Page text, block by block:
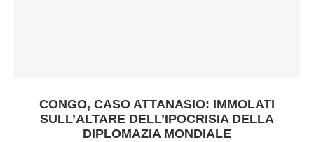
CONGO, CASO ATTANASIO: IMMOLATI
SULL’ALTARE DELL’IPOCRISIA DELLA
DIPLOMAZIA MONDIALE